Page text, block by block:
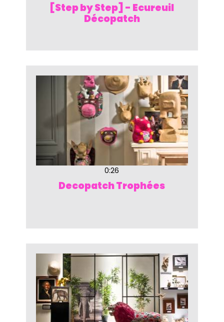
[Step by Step] - Ecureuil
Décopatch
0:26
Decopatch Trophées